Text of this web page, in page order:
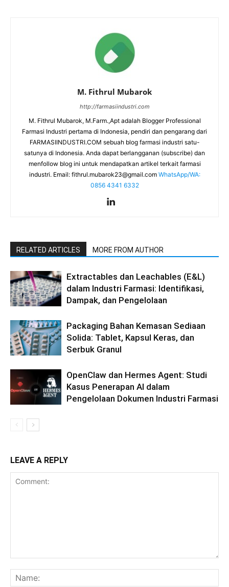
M. Fithrul Mubarok
http://farmasiindustri.com
M. Fithrul Mubarok, M.Farm.,Apt adalah Blogger Professional
Farmasi Industri pertama di Indonesia, pendiri dan pengarang dari
FARMASIINDUSTRI.COM sebuah blog farmasi industri satu-
satunya di Indonesia. Anda dapat berlangganan (subscribe) dan
menfollow blog ini untuk mendapatkan artikel terkait farmasi
industri. Email: fithrul.mubarok23@gmail.com WhatsApp/WA:
0856 4341 6332
RELATED ARTICLES MORE FROM AUTHOR
Extractables dan Leachables (E&L)
dalam Industri Farmasi: Identifikasi,
Dampak, dan Pengelolaan
Packaging Bahan Kemasan Sediaan
Solida: Tablet, Kapsul Keras, dan
Serbuk Granul
OpenClaw dan Hermes Agent: Studi
Kasus Penerapan AI dalam
Pengelolaan Dokumen Industri Farmasi
LEAVE A REPLY